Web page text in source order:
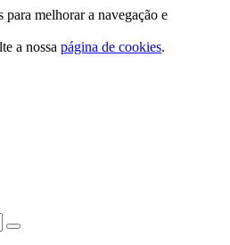
melhorar a navegação e
a nossa página de cookies.